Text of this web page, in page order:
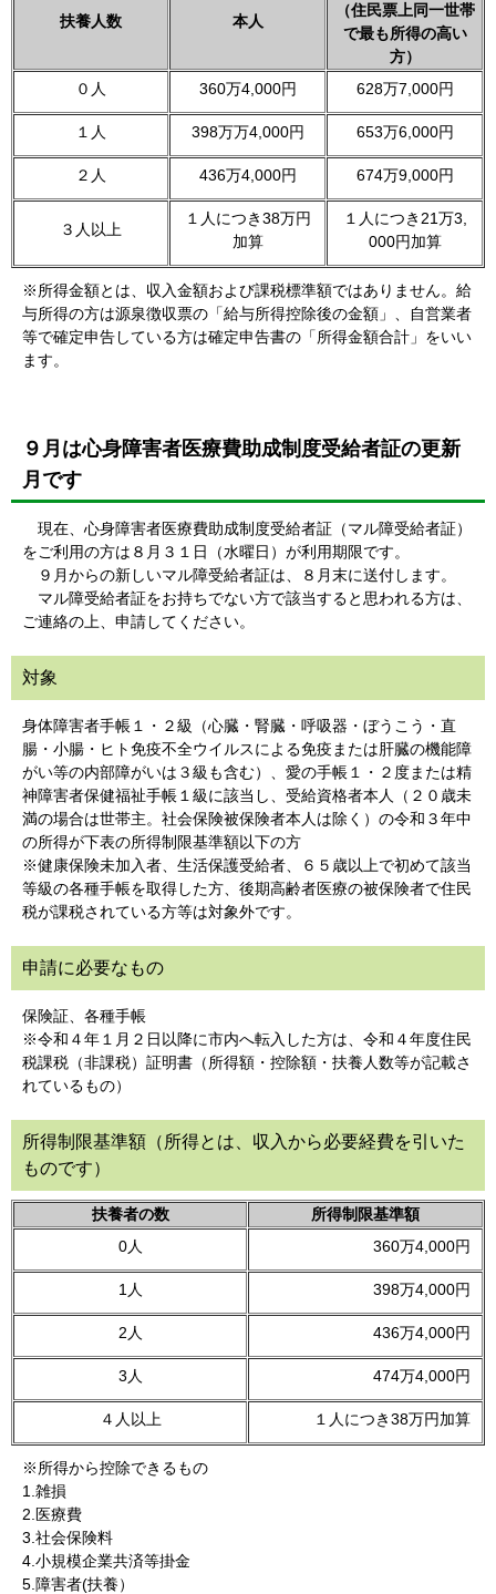
扶養人数 本人
（住民票上同一世帯
で最も所得の高い
方）
０人
360万4,000円 628万7,000円
１人 398万万4,000円 653万6,000円
２人 436万4,000円 674万9,000円
３人以上
１人につき38万円
加算
１人につき21万3,
000円加算
※所得金額とは、収入金額および課税標準額ではありません。給
与所得の方は源泉徴収票の「給与所得控除後の金額」、自営業者
等で確定申告している方は確定申告書の「所得金額合計」をいい
ます。
９月は心身障害者医療費助成制度受給者証の更新
月です
現在、心身障害者医療費助成制度受給者証（マル障受給者証）
をご利用の方は８月３１日（水曜日）が利用期限です。
９月からの新しいマル障受給者証は、８月末に送付します。
マル障受給者証をお持ちでない方で該当すると思われる方は、
ご連絡の上、申請してください。
対象
身体障害者手帳１・２級（心臓・腎臓・呼吸器・ぼうこう・直
腸・小腸・ヒト免疫不全ウイルスによる免疫または肝臓の機能障
がい等の内部障がいは３級も含む）、愛の手帳１・２度または精
神障害者保健福祉手帳１級に該当し、受給資格者本人（２０歳未
満の場合は世帯主。社会保険被保険者本人は除く）の令和３年中
の所得が下表の所得制限基準額以下の方
※健康保険未加入者、生活保護受給者、６５歳以上で初めて該当
等級の各種手帳を取得した方、後期高齢者医療の被保険者で住民
税が課税されている方等は対象外です。
申請に必要なもの
保険証、各種手帳
※令和４年１月２日以降に市内へ転入した方は、令和４年度住民
税課税（非課税）証明書（所得額・控除額・扶養人数等が記載さ
れているもの）
所得制限基準額（所得とは、収入から必要経費を引いた
ものです）
扶養者の数
所得制限基準額
0人
360万4,000円
1人 398万4,000円
2人 436万4,000円
3人 474万4,000円
４人以上 １人につき38万円加算
※所得から控除できるもの
1.雑損
2.医療費
3.社会保険料
4.小規模企業共済等掛金
5.障害者(扶養）